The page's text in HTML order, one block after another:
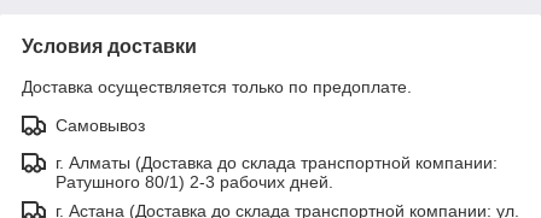
Условия доставки
Доставка осуществляется только по предоплате.
Самовывоз
г. Алматы (Доставка до склада транспортной компании:
Ратушного 80/1) 2-3 рабочих дней.
г. Астана (Доставка до склада транспортной компании: ул.